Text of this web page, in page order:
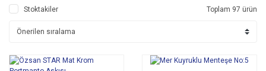
Stoktakiler Toplam 97 ürün